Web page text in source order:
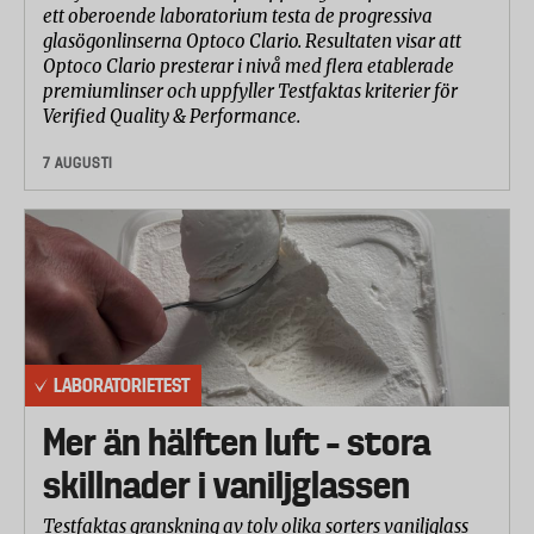
Laboratorietestet
Laboratorietestet har utförts av SGS Institut
Fresenius i Taunusstein och omfattade följande
delar:
A. Rengöringseffekt i kallt vatten (23°C)
C. Fettlösande förmåga
D. Direkt rengöringseffektivitet
A. Rengöringseffekt i kallt vatten (23°C)
En definierad mängd fettbaserad smuts appliceras
på tallrikar i porslin. Fem liter vatten (vattenhårdhet
5°dH) doseras med diskmedel enligt anvisningarna
på produkten*.
De smutsiga tallrikarna diskas på ett kontrollerat
sätt av laboratoriets personal, med cirkulära rörelser
ett oberoende laboratorium testa de progressiva
glasögonlinserna Optoco Clario. Resultaten visar att
Optoco Clario presterar i nivå med flera etablerade
premiumlinser och uppfyller Testfaktas kriterier för
Verified Quality & Performance.
7 AUGUSTI
LABORATORIETEST
Mer än hälften luft – stora
skillnader i vaniljglassen
Testfaktas granskning av tolv olika sorters vaniljglass